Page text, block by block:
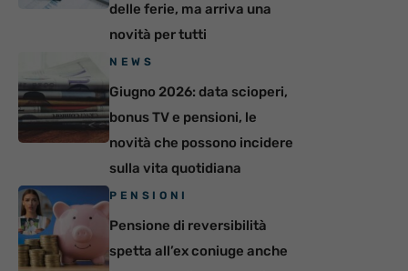
delle ferie, ma arriva una
novità per tutti
NEWS
Giugno 2026: data scioperi,
bonus TV e pensioni, le
novità che possono incidere
sulla vita quotidiana
PENSIONI
Pensione di reversibilità
spetta all’ex coniuge anche